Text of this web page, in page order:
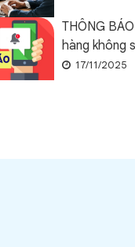
THÔNG
hàng không
17/11/2025